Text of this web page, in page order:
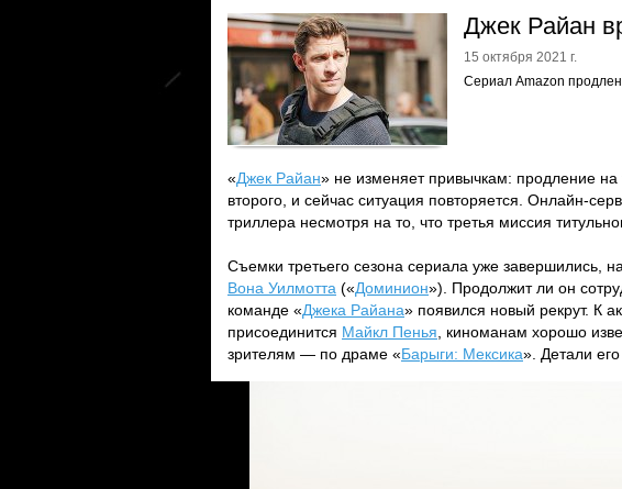
Джек Райан
15 октября 2021 г.
Сериал Amazon
«Джек Райан» не изменяет привычкам: продление на
второго, и сейчас ситуация повторяется. Онлайн-
триллера несмотря на то, что третья миссия
Съемки третьего сезона сериала уже завершились,
Вона Уилмотта («Доминион»). Продолжит ли он
команде «Джека Райана» появился новый рекрут. К
присоединится Майкл Пенья , киноманам хорошо
зрителям — по драме «Барыги: Мексика». Детали